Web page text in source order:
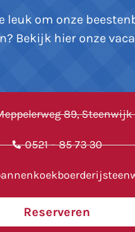
leuk om onze
Bekijk hier onze
89, Steenwijk
0521 – 85 73 30
Reserveren